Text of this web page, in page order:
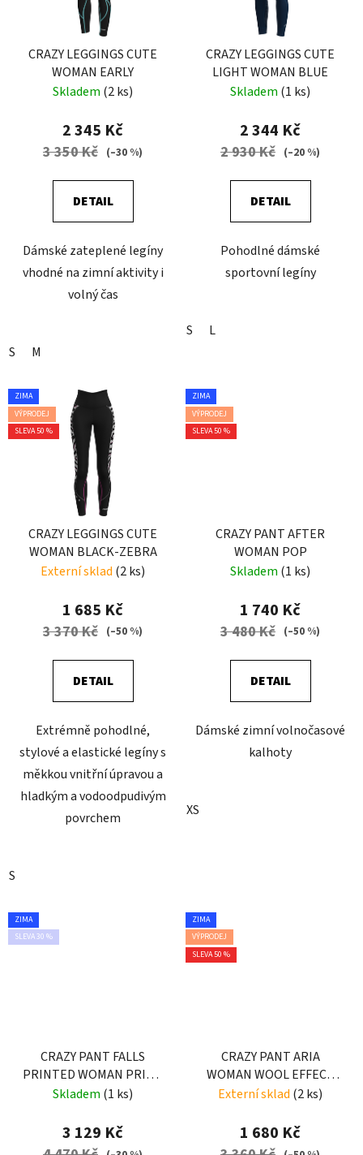
CRAZY LEGGINGS CUTE
WOMAN EARLY
Skladem (2 ks)
2 345 Kč
3 350 Kč (–30 %)
DETAIL
Dámské zateplené legíny
vhodné na zimní aktivity i
volný čas
S M
CRAZY LEGGINGS CUTE
LIGHT WOMAN BLUE
Skladem (1 ks)
2 344 Kč
2 930 Kč (–20 %)
DETAIL
Pohodlné dámské
sportovní legíny
S L
ZIMA
VÝPRODEJ
SLEVA 50 %
CRAZY LEGGINGS CUTE
WOMAN BLACK-ZEBRA
Externí sklad (2 ks)
1 685 Kč
3 370 Kč (–50 %)
DETAIL
Extrémně pohodlné,
stylové a elastické legíny s
měkkou vnitřní úpravou a
hladkým a vodoodpudivým
povrchem
S
ZIMA
VÝPRODEJ
SLEVA 50 %
CRAZY PANT AFTER
WOMAN POP
Skladem (1 ks)
1 740 Kč
3 480 Kč (–50 %)
DETAIL
Dámské zimní volnočasové
kalhoty
XS
ZIMA
SLEVA 30 %
CRAZY PANT FALLS
PRINTED WOMAN PRINT
LIGHT JEANS
Skladem (1 ks)
3 129 Kč
ZIMA
VÝPRODEJ
SLEVA 50 %
CRAZY PANT ARIA
WOMAN WOOL EFFECT
DARK GRAY
Externí sklad (2 ks)
1 680 Kč